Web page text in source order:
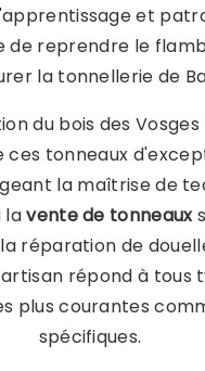
et
de reprendre le
la tonnellerie de
du bois des
ces tonneaux
la maîtrise de
lavente de tonneaux
réparation de
répond à tous
plus courantes
spécifiques.